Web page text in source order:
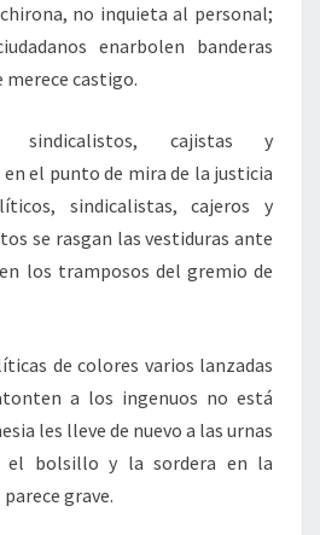
no inquieta al personal;
enarbolen banderas
castigo.
sindicalistos, cajistas y
el punto de mira de la justicia
sindicalistas, cajeros y
se rasgan las vestiduras ante
los tramposos del gremio de
de colores varios lanzadas
a los ingenuos no está
les lleve de nuevo a las urnas
el bolsillo y la sordera en la
grave.